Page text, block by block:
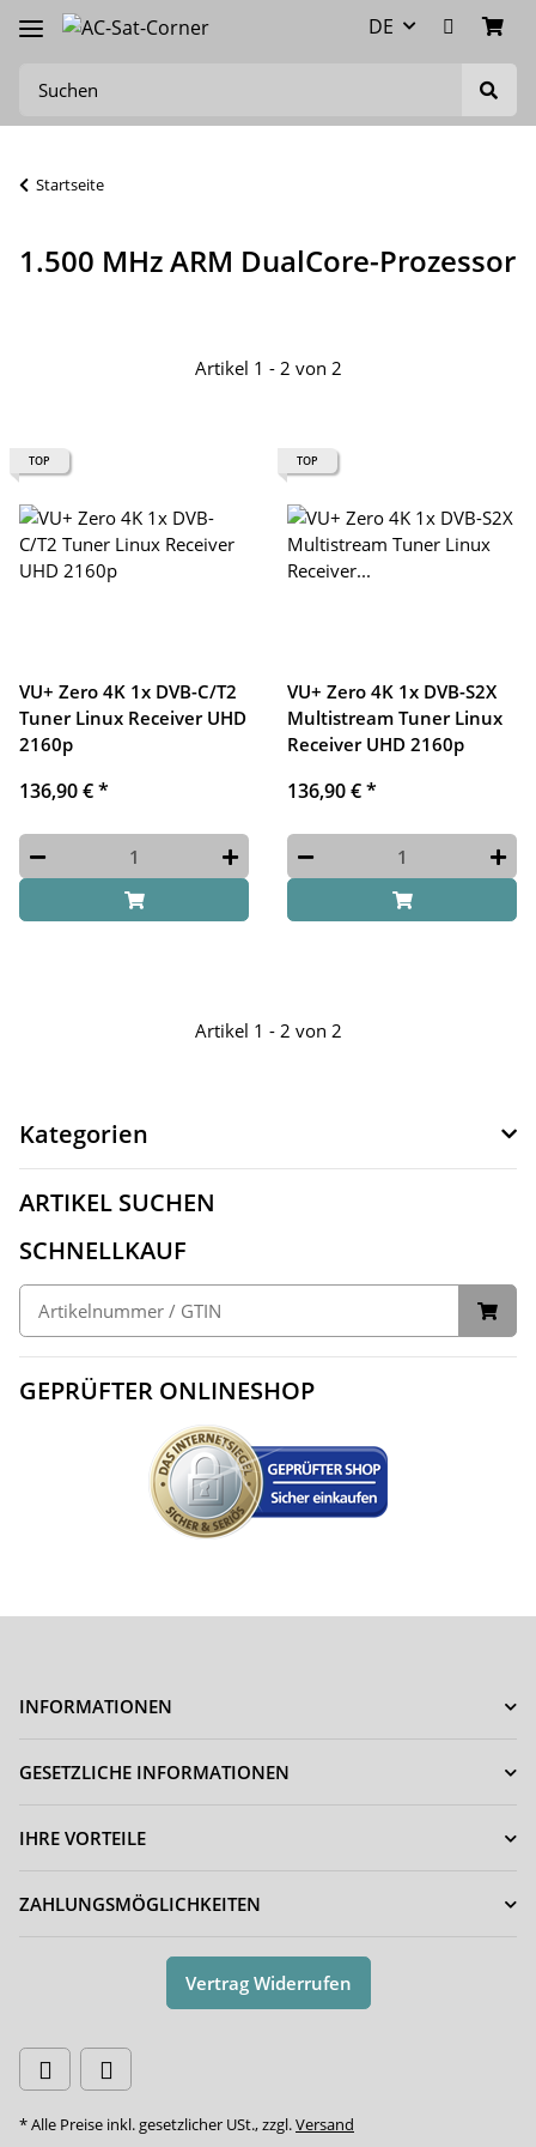
DE
Startseite
1.500 MHz ARM DualCore-Prozessor
Artikel 1 - 2 von 2
TOP
VU+ Zero 4K 1x DVB-C/T2
Tuner Linux Receiver UHD
2160p
136,90 €*
TOP
VU+ Zero 4K 1x DVB-S2X
Multistream Tuner Linux
Receiver UHD 2160p
136,90 €*
Artikel 1 - 2 von 2
Kategorien
ARTIKEL SUCHEN
SCHNELLKAUF
GEPRÜFTER ONLINESHOP
INFORMATIONEN
GESETZLICHE INFORMATIONEN
IHRE VORTEILE
ZAHLUNGSMÖGLICHKEITEN
Vertrag Widerrufen
* Alle Preise inkl. gesetzlicher USt., zzgl.Versand